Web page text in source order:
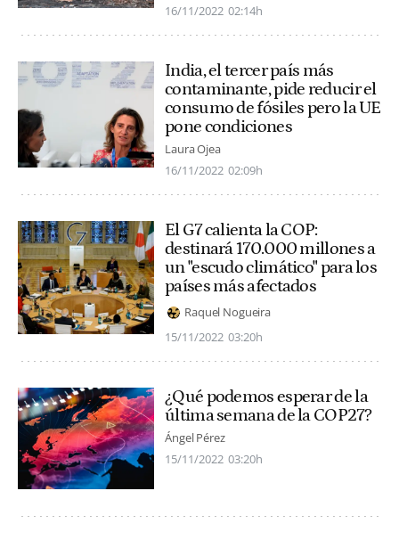
16/11/2022 02:14h
India, el tercer país más
contaminante, pide reducir el
consumo de fósiles pero la UE
pone condiciones
Laura Ojea
16/11/2022 02:09h
El G7 calienta la COP:
destinará 170.000 millones a
un "escudo climático" para los
países más afectados
Raquel Nogueira
15/11/2022 03:20h
¿Qué podemos esperar de la
última semana de la COP27?
Ángel Pérez
15/11/2022 03:20h